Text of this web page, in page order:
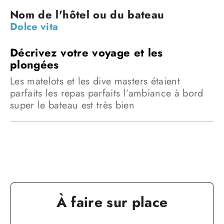
Le programme
Dolce vita
Les matelots et les dive masters étaient
parfaits les repas parfaits l’ambiance à bord
super le bateau est très bien
À faire sur place